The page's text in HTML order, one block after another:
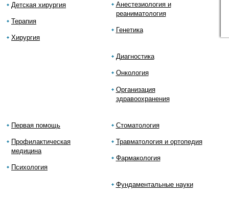
Детская хирургия
Терапия
Хирургия
Анестезиология и
реаниматология
Генетика
Диагностика
Онкология
Организация
здравоохранения
Первая помощь
Профилактическая
медицина
Психология
Стоматология
Травматология и ортопедия
Фармакология
Фундаментальные науки